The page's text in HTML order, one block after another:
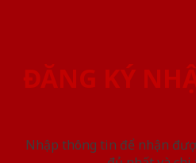
ĐĂNG KÝ
Nhập thông tin để nhận